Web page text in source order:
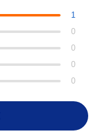
1
0
0
0
0